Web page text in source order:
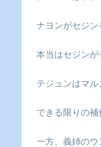
ナヨンがセジ
本当はセジン
テジュンはマ
できる限りの
一方、義姉の